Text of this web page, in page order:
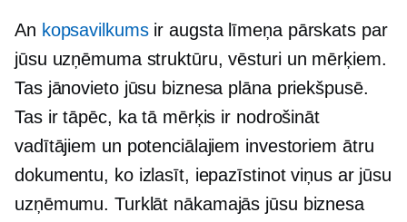
An kopsavilkumsiraugsta līmeņapārskats par
jūsu uzņēmuma struktūru, vēsturi un mērķiem.
Tas jānovieto jūsu biznesa plāna priekšpusē.
Tas ir tāpēc, ka tā mērķis ir nodrošināt
vadītājiem un potenciālajiem investoriem ātru
dokumentu, ko izlasīt, iepazīstinot viņus ar jūsu
uzņēmumu. Turklāt nākamajās jūsu biznesa